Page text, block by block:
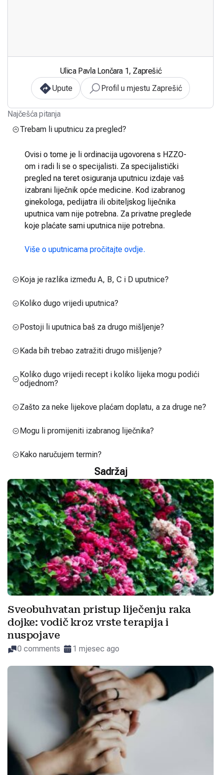
Ulica Pavla Lončara 1, Zaprešić
Upute
Profil u mjestu Zaprešić
Najčešća pitanja
Trebam li uputnicu za pregled?
Ovisi o tome je li ordinacija ugovorena s HZZO-
om i radi li se o specijalisti. Za specijalistički
pregled na teret osiguranja uputnicu izdaje vaš
izabrani liječnik opće medicine. Kod izabranog
ginekologa, pedijatra ili obiteljskog liječnika
uputnica vam nije potrebna. Za privatne preglede
koje plaćate sami uputnica nije potrebna.
Više o uputnicama pročitajte ovdje.
Koja je razlika između A, B, C i D uputnice?
Koliko dugo vrijedi uputnica?
Postoji li uputnica baš za drugo mišljenje?
Kada bih trebao zatražiti drugo mišljenje?
Koliko dugo vrijedi recept i koliko lijeka mogu podići
odjednom?
Zašto za neke lijekove plaćam doplatu, a za druge ne?
Mogu li promijeniti izabranog liječnika?
Kako naručujem termin?
Sadržaj
Sveobuhvatan pristup liječenju raka
dojke: vodič kroz vrste terapija i
nuspojave
0 comments 1 mjesec ago